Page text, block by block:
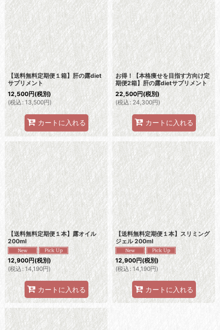
並び順:
絞り込む
【送料無料定期便１箱】肝の露diet
サプリメント
12,500円(税別)
(税込 : 13,500円)
カートに入れる
お得！【本格痩せを目指す方向け定
期便2箱】肝の露dietサプリメント
22,500円(税別)
(税込: 24,300円)
カートに入れる
【送料無料定期便１本】露オイル
200ml
12,900円(税別)
(税込: 14,190円)
カートに入れる
【送料無料定期便１本】スリミング
ジェル 200ml
12,900円(税別)
(税込 : 14,190円)
カートに入れる